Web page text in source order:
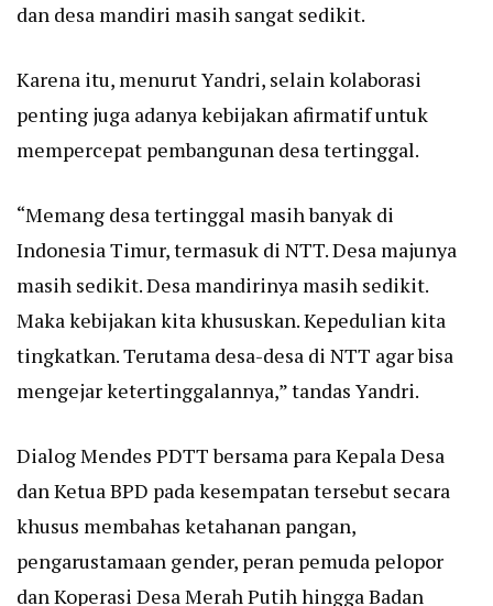
dan desa mandiri masih sangat sedikit.
Karena itu, menurut Yandri, selain kolaborasi
penting juga adanya kebijakan afirmatif untuk
mempercepat pembangunan desa tertinggal.
“Memang desa tertinggal masih banyak di
Indonesia Timur, termasuk di NTT. Desa majunya
masih sedikit. Desa mandirinya masih sedikit.
Maka kebijakan kita khususkan. Kepedulian kita
tingkatkan. Terutama desa-desa di NTT agar bisa
mengejar ketertinggalannya,” tandas Yandri.
Dialog Mendes PDTT bersama para Kepala Desa
dan Ketua BPD pada kesempatan tersebut secara
khusus membahas ketahanan pangan,
pengarustamaan gender, peran pemuda pelopor
dan Koperasi Desa Merah Putih hingga Badan